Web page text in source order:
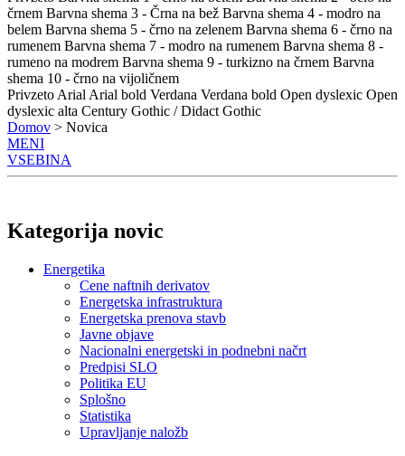
črnem Barvna shema 3 - Črna na bež Barvna shema 4 - modro na
belem Barvna shema 5 - črno na zelenem Barvna shema 6 - črno na
rumenem Barvna shema 7 - modro na rumenem Barvna shema 8 -
rumeno na modrem Barvna shema 9 - turkizno na črnem Barvna
shema 10 - črno na vijoličnem
Privzeto Arial Arial bold Verdana Verdana bold Open dyslexic Open
dyslexic alta Century Gothic / Didact Gothic
Domov > Novica
MENI
VSEBINA
Kategorija novic
Energetika
Cene naftnih derivatov
Energetska infrastruktura
Energetska prenova stavb
Javne objave
Nacionalni energetski in podnebni načrt
Predpisi SLO
Politika EU
Splošno
Statistika
Upravljanje naložb